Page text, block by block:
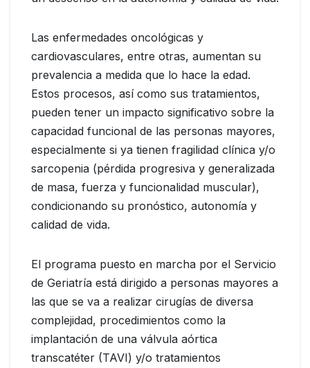
Las enfermedades oncológicas y
cardiovasculares, entre otras, aumentan su
prevalencia a medida que lo hace la edad.
Estos procesos, así como sus tratamientos,
pueden tener un impacto significativo sobre la
capacidad funcional de las personas mayores,
especialmente si ya tienen fragilidad clínica y/o
sarcopenia (pérdida progresiva y generalizada
de masa, fuerza y funcionalidad muscular),
condicionando su pronóstico, autonomía y
calidad de vida.
El programa puesto en marcha por el Servicio
de Geriatría está dirigido a personas mayores a
las que se va a realizar cirugías de diversa
complejidad, procedimientos como la
implantación de una válvula aórtica
transcatéter (TAVI) y/o tratamientos